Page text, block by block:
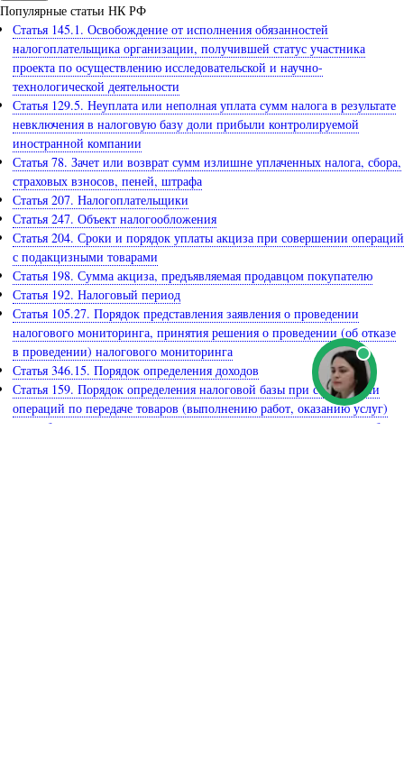
Популярные статьи НК РФ
Статья 145.1. Освобождение от исполнения обязанностей
налогоплательщика организации, получившей статус участника
проекта по осуществлению исследовательской и научно-
технологической деятельности
Статья 129.5. Неуплата или неполная уплата сумм налога в результате
невключения в налоговую базу доли прибыли контролируемой
иностранной компании
Статья 78. Зачет или возврат сумм излишне уплаченных налога, сбора,
страховых взносов, пеней, штрафа
Статья 207. Налогоплательщики
Статья 247. Объект налогообложения
Статья 204. Сроки и порядок уплаты акциза при совершении операций
с подакцизными товарами
Статья 198. Сумма акциза, предъявляемая продавцом покупателю
Статья 192. Налоговый период
Статья 105.27. Порядок представления заявления о проведении
налогового мониторинга, принятия решения о проведении (об отказе
в проведении) налогового мониторинга
Статья 346.15. Порядок определения доходов
Статья 159. Порядок определения налоговой базы при совершении
операций по передаче товаров (выполнению работ, оказанию услуг)
для собственных нужд и выполнению строительно-монтажных работ